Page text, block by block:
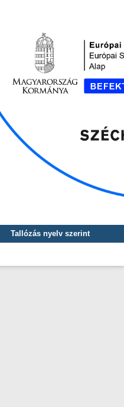
Tallózás nyelv szerint